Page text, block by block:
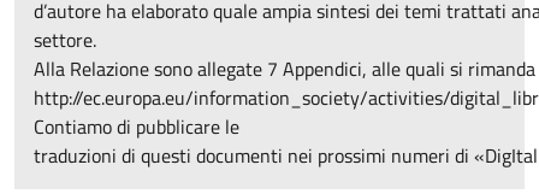
d’autore ha elaborato quale ampia sintesi dei temi trattati
settore.
Alla Relazione sono allegate 7 Appendici, alle quali si
http://ec.europa.eu/information_society/activities/
Contiamo di pubblicare le
traduzioni di questi documenti nei prossimi numeri di